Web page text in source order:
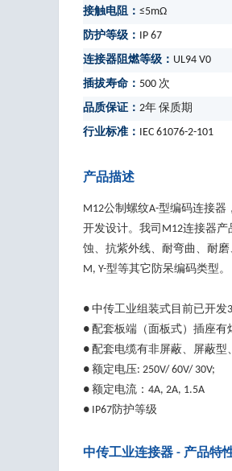
接触电阻： ≤5mΩ
防护等级： IP 67
连接器阻燃等级： UL94 V0
插拔寿命： 500 次
品质保证： 2年 保质期
行业标准： IEC 61076-2-101
产品描述
M12公制螺纹A-型编码连接器
开发设计。我司M12连接器
蚀、抗紫外线、耐弯曲、耐磨
M, Y-型等其它防呆编码类型。
● 中传工业组装式目前已开发
● 配套板端（面板式）插座有
● 配套电缆有非屏蔽、屏蔽
● 额定电压: 250V/ 60V/ 30V;
● 额定电流：4A, 2A, 1.5A
● IP67防护等级
中传工业连接器 - 产品特